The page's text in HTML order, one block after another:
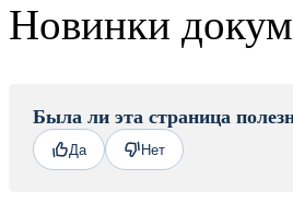
Новинки
Была ли эта страница
Да Нет